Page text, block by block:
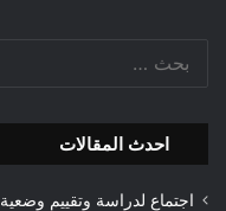
احدث المقالات
اجتماع لدراسة وتقييم